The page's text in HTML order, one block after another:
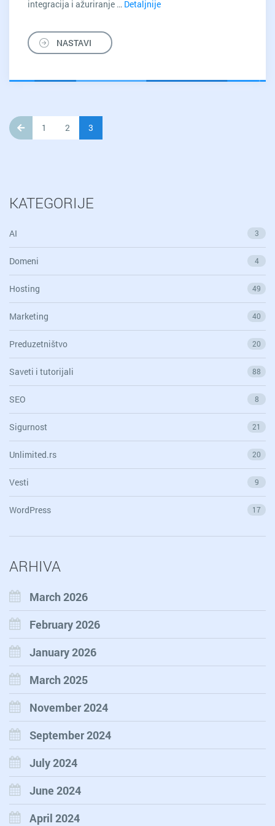
integracija i ažuriranje … Detaljnije
NASTAVI
1 2 3
KATEGORIJE
AI 3
Domeni 4
Hosting 49
Marketing 40
Preduzetništvo 20
Saveti i tutorijali 88
SEO 8
Sigurnost 21
Unlimited.rs 20
Vesti 9
WordPress 17
ARHIVA
March 2026
February 2026
January 2026
March 2025
November 2024
September 2024
July 2024
June 2024
April 2024